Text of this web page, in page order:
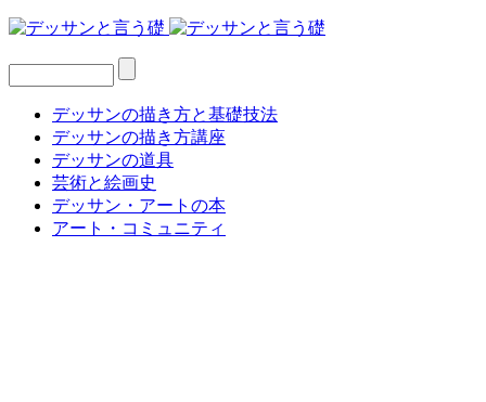
デッサンの描き方と基礎技法
デッサンの描き方講座
デッサンの道具
芸術と絵画史
デッサン・アートの本
アート・コミュニティ